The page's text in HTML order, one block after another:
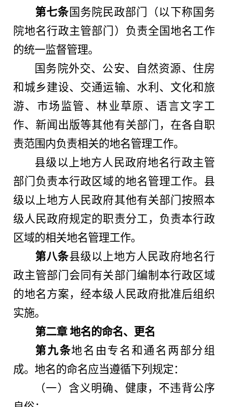
第七条 国务院民政部门（以下称国务
院地名行政主管部门）负责全国地名工作
的统一监督管理。
国务院外交、公安、自然资源、住房
和城乡建设、交通运输、水利、文化和旅
游、市场监管、林业草原、语言文字工
作、新闻出版等其他有关部门，在各自职
责范围内负责相关的地名管理工作。
县级以上地方人民政府地名行政主管
部门负责本行政区域的地名管理工作。县
级以上地方人民政府其他有关部门按照本
级人民政府规定的职责分工，负责本行政
区域的相关地名管理工作。
第八条县级以上地方人民政府地名行
政主管部门会同有关部门编制本行政区域
的地名方案，经本级人民政府批准后组织
实施。
第二章 地名的命名、更名
第九条地名由专名和通名两部分组
成。地名的命名应当遵循下列规定：
（一）含义明确、健康，不违背公序